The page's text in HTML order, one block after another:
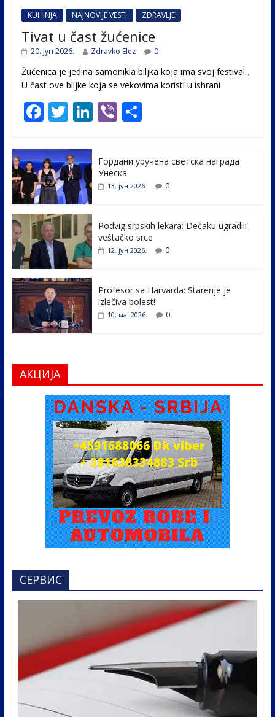
KUHINJA NAJNOVIJE VESTI ZDRAVLJE
Tivat u čast žućenice
20. јун 2026. Zdravko Elez 0
Žućenica je jedina samonikla biljka koja ima svoj festival .
U čast ovе biljke koja se vekovima koristi u ishrani
F
e
b
o
o
k
T
itt
er
Li
e
dI
Vi S
e
Гордани уручена светска награда
Унеска
13. јун 2026. 0
Podvig srpskih lekara: Dečaku ugradili
veštačko srce
12. јун 2026. 0
Profesor sa Harvarda: Starenje je
izlečiva bolest!
10. мај 2026. 0
АКЦИЈА
СЕРВИС